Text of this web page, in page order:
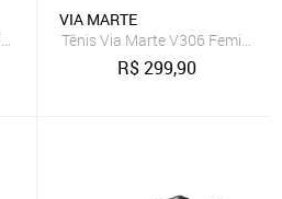
Via Marte 282004 5832820 Prata
VIA MARTE
Tênis Via Marte V306 Feminino
R$299,90